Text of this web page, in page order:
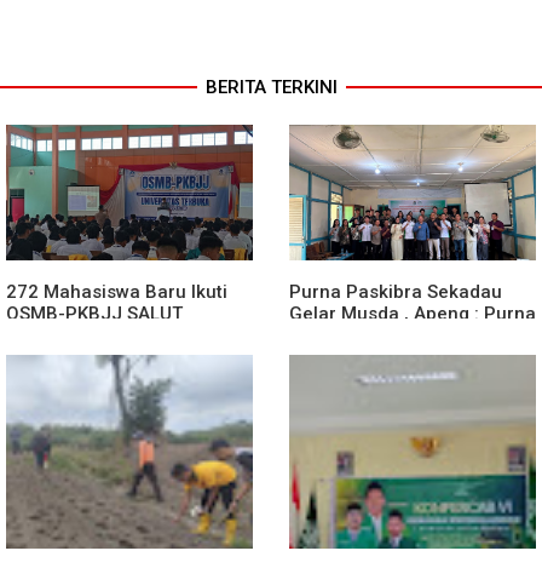
BERITA TERKINI
272 Mahasiswa Baru Ikuti
OSMB-PKBJJ SALUT
Purna Paskibra Sekadau
Gelar Musda , Apeng : Purna
Agen Terdepan Menjaga
Persatuan Dan Kesatuan